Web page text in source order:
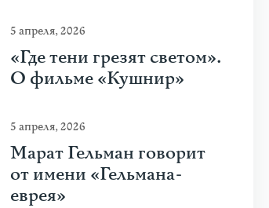
5 апреля, 2026
«Где тени грезят светом».
О фильме «Кушнир»
5 апреля, 2026
Марат Гельман говорит
от имени «Гельмана-
еврея»